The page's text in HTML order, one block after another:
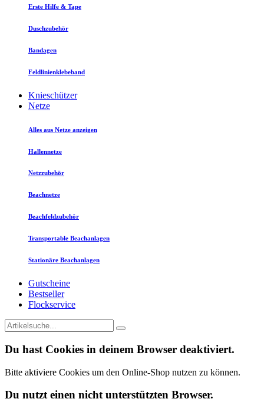
Erste Hilfe & Tape
Duschzubehör
Bandagen
Feldlinienklebeband
Knieschützer
Netze
Alles aus Netze anzeigen
Hallennetze
Netzzubehör
Beachnetze
Beachfeldzubehör
Transportable Beachanlagen
Stationäre Beachanlagen
Gutscheine
Bestseller
Flockservice
Du hast Cookies in deinem Browser deaktiviert.
Bitte aktiviere Cookies um den Online-Shop nutzen zu können.
Du nutzt einen nicht unterstützten Browser.